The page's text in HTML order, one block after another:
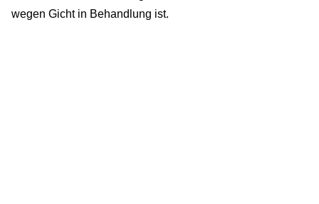
wegen Gicht in Behandlung ist.